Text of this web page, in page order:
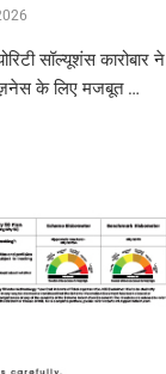
सॉल्यूशंस कारोबार ने
के लिए मजबूत …